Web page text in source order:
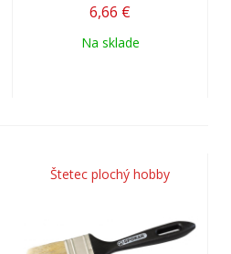
6,66 €
Na sklade
Štetec plochý hobby